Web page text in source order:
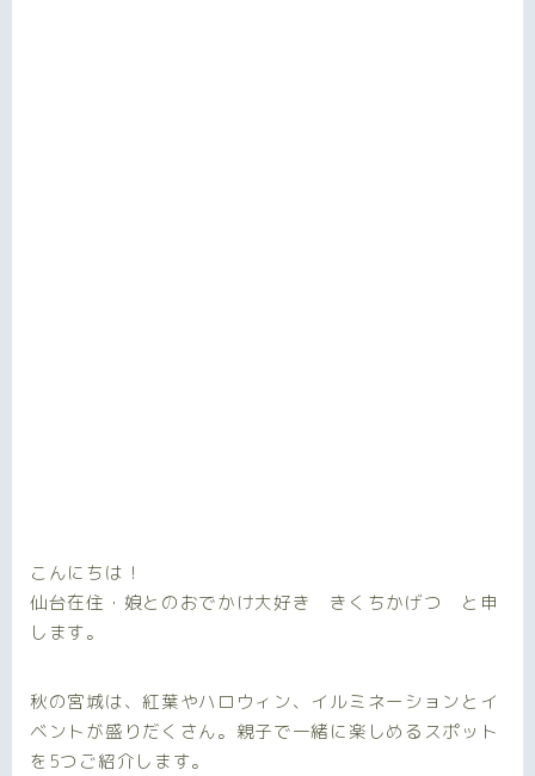
こんにちは！
仙台在住・娘とのおでかけ大好き きくちかげつ と申
します。
秋の宮城は、紅葉やハロウィン、イルミネーションとイ
ベントが盛りだくさん。親子で一緒に楽しめるスポット
を5つご紹介します。